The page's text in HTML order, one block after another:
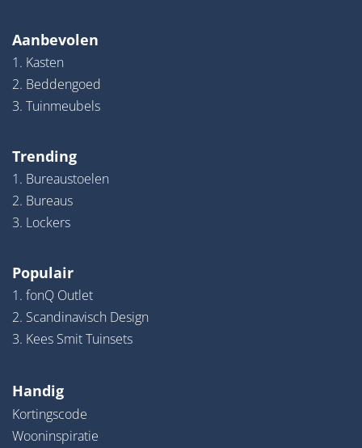
Aanbevolen
1. Kasten
2. Beddengoed
3. Tuinmeubels
Trending
1. Bureaustoelen
2. Bureaus
3. Lockers
Populair
1. fonQ Outlet
2. Scandinavisch Design
3. Kees Smit Tuinsets
Handig
Kortingscode
Wooninspiratie